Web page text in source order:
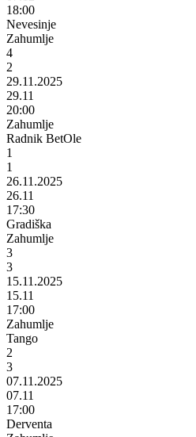
18:00
Nevesinje
Zahumlje
4
2
29.11.2025
29.11
20:00
Zahumlje
Radnik BetOle
1
1
26.11.2025
26.11
17:30
Gradiška
Zahumlje
3
3
15.11.2025
15.11
17:00
Zahumlje
Tango
2
3
07.11.2025
07.11
17:00
Derventa